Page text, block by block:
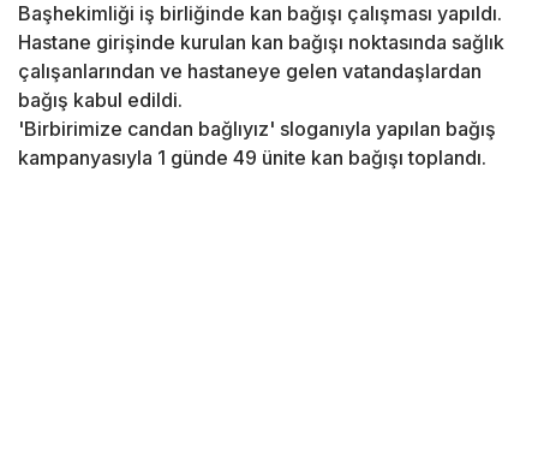
Başhekimliği iş birliğinde kan bağışı çalışması yapıldı.
Hastane girişinde kurulan kan bağışı noktasında sağlık
çalışanlarından ve hastaneye gelen vatandaşlardan
bağış kabul edildi.
'Birbirimize candan bağlıyız' sloganıyla yapılan bağış
kampanyasıyla 1 günde 49 ünite kan bağışı toplandı.